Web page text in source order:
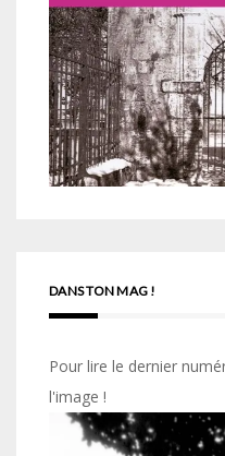
DANS TON MAG !
Pour lire le dernier
l'image !